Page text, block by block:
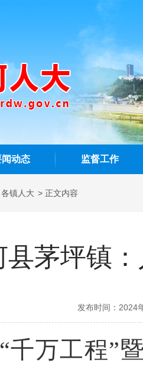
闻动态 监督工作
各镇人大 > 正文内容
县茅坪镇
发布时间：
千万工程”